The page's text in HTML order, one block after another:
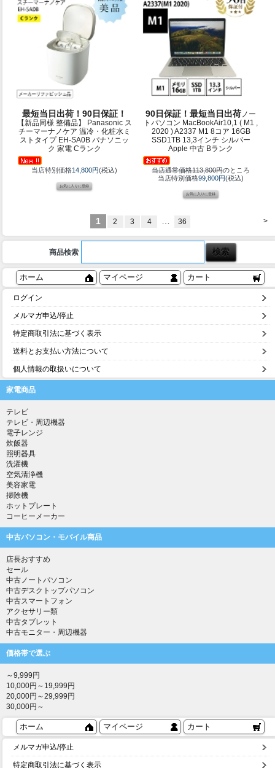
最短当日出荷！90日保証！
【新品同様 整備品】 Panasonic ス
チーマーナノケア 温冷・化粧水ミ
ストタイプ EH-SA0B パナソニッ
ク 家電 Cランク
当店特別価格14,800円(税込)
90日保証！最短当日出荷 ノー
トパソコン MacBookAir10,1 ( M1 ,
2020 ) A2337 M1 8コア 16GB
SSD1TB 13,3インチ シルバー
Apple 中古 Bランク
当店通常価格113,800円のところ
当店特別価格99,800円(税込)
>
1 2 3 4 36
商品検索
ホーム マイページ カート
ログイン
メルマガ申込/停止
特定商取引法に基づく表示
送料とお支払い方法について
個人情報の取扱いについて
家電商品
テレビ
テレビ・周辺機器
電子レンジ
炊飯器
照明器具
洗濯機
空気清浄機
美容家電
掃除機
ホットプレート
コーヒーメーカー
中古パソコン・モバイル商品
店長おすすめ
セール
中古ノートパソコン
中古デスクトップパソコン
中古スマートフォン
アクセサリー類
中古タブレット
中古モニター・周辺機器
価格帯で選ぶ
～9,999円
10,000円～19,999円
20,000円～29,999円
30,000円～
ホーム マイページ カート
メルマガ申込/停止
特定商取引法に基づく表示